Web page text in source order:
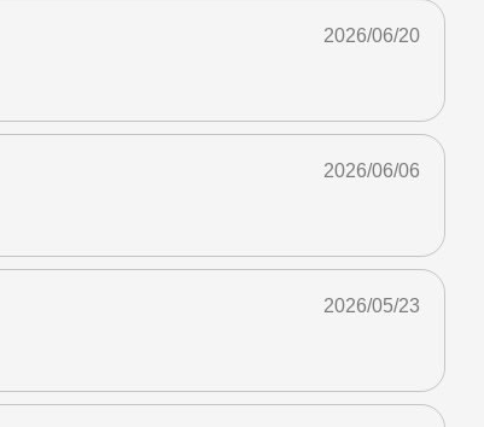
2026/06/20
2026/06/06
2026/05/23